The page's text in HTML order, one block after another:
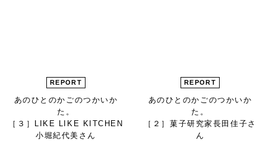
REPORT
あのひとのかごのつかいか
た。
［３］LIKE LIKE KITCHEN
小堀紀代美さん
REPORT
あのひとのかごのつかいか
た。
［２］菓子研究家 長田佳子さ
ん